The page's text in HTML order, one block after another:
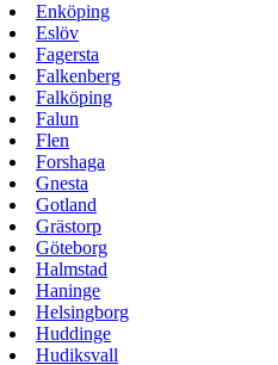
Enköping
Eslöv
Fagersta
Falkenberg
Falköping
Falun
Flen
Forshaga
Gnesta
Gotland
Grästorp
Göteborg
Halmstad
Haninge
Helsingborg
Huddinge
Hudiksvall